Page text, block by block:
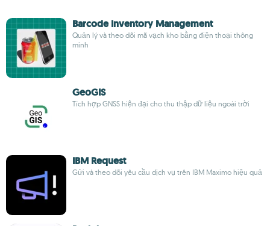
Barcode Inventory Management
Quản lý và theo dõi mã vạch kho bằng điện thoại thông
minh
GeoGIS
Tích hợp GNSS hiện đại cho thu thập dữ liệu ngoài trời
IBM Request
Gửi và theo dõi yêu cầu dịch vụ trên IBM Maximo hiệu quả